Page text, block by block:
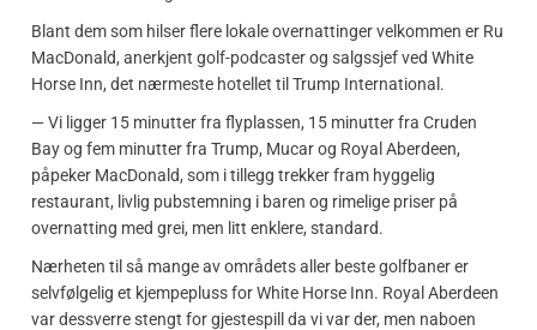
Blant dem som hilser flere lokale overnattinger velkommen er Ru
MacDonald, anerkjent golf-podcaster og salgssjef ved White
Horse Inn, det nærmeste hotellet til Trump International.
— Vi ligger 15 minutter fra flyplassen, 15 minutter fra Cruden
Bay og fem minutter fra Trump, Mucar og Royal Aberdeen,
påpeker MacDonald, som i tillegg trekker fram hyggelig
restaurant, livlig pubstemning i baren og rimelige priser på
overnatting med grei, men litt enklere, standard.
Nærheten til så mange av områdets aller beste golfbaner er
selvfølgelig et kjempepluss for White Horse Inn. Royal Aberdeen
var dessverre stengt for gjestespill da vi var der, men naboen